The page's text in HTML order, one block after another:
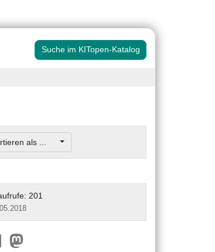
Suche im KITopen-Katalog
als ...
201